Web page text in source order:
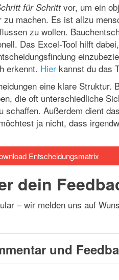
für Schrittvor, um ein
machen. Es ist allzu
zu wollen.
Das Excel-Tool hilft
erkennt. Hier kannst du das
eine klare Struktur.
die oft unterschiedliche
schaffen. Außerdem dient
ja nicht, dass
Entscheidungsmatrix
dein
– wir melden uns auf
und